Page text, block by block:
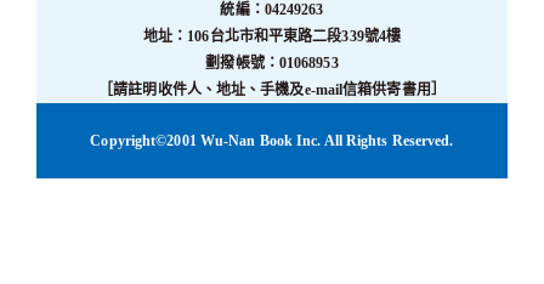
統編：04249263
地址：106台北市和平東路二段339號4樓
劃撥帳號：01068953
［請註明收件人、地址、手機及e-mail信箱供寄書用］
Copyright©2001 Wu-Nan Book Inc. All Rights Reserved.